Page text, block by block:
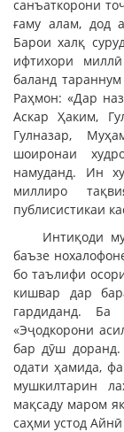
санъаткорони
ғаму алам, дод
Барои халқ
ифтихори
баланд
Раҳмон: «Дар
Аскар Ҳаким,
Гулназар,
шоиронаи
намуданд. Ин
миллиро
публисистикаи
Интиқоди
баъзе
бо таълифи
кишвар дар
гардиданд. Ба
«Эҷодкорони
бар дӯш доранд.
одати ҳамида,
мушкилтарин
мақсаду маром
саҳми устод